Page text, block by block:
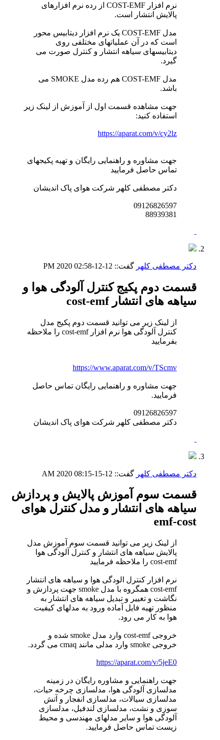
نرم افزار COST-EMF از رده نرم افزارهای
پالایش انتشار است.
مدل COST-EMF یک نرم افزار دیتابیس محور
است که در آن عملیاتهای مختلفی روی
دیتابیسهای سیاهه انتشار و کنترل صورت می
گیرد.
مدل COST-EMF هم رده مدل SMOKE می
باشد.
جهت مشاهده قسمت اول از آموزش از لینک زیر
استفاده کنید:
https://aparat.com/v/cy2lz
جهت مشاوره و راهنمایی رایگان و تهیه پکیجهای
تماس حاصل فرمایید
دکتر مصطفی کلهر شرکت هوای پاک اندیشان
09126826597
88939381
دکتر مصطفی کلهر گفت:: 12-12-2020
02:58 PM
قسمت دوم پکیج کنترل آلودگی هوا و
سیاهه های انتشار cost-emf
از لینک زیر می توانید قسمت دوم پکیج مدل
کنترل آلودگی هوا نرم افزار cost-emf را ملاحظه
بفرمایید
https://www.aparat.com/v/TScmv
جهت مشاوره و راهنمایی رایگان تماس حاصل
فرمایید.
09126826597
دکتر مصطفی کلهر شرکت هوای پاک اندیشان
دکتر مصطفی کلهر گفت:: 12-15-2020
08:15 AM
قسمت سوم آموزش پالایش و پردازش
سیاهه های انتشار و مدل کنترل هوای
emf-cost
از لینک زیر می توانید قسمت سوم آموزش مدل
پالایش سیاهه های انتشار و کنترل آلودگی هوا
cost-emf را ملاحظه فرمایید
نرم افزار کنترل الودگی هوا و سیاهه های انتشار
cost-emf همگروه با مدل smoke جهت پردازش و
نگاشت و تغییر و تبدیل سیاهه های انتشار به
منظور تهیه فایل آماده ورود به مدلهای کیفیت
هوا به کار می رود.
خروجی cost-emf وارد مدل smoke شده و
خروجی smoke وارد مدلی مانند cmaq می گردد.
https://aparat.com/v/5jeE0
جهت راهنمایی و مشاوره رایگان در زمینه
مدلسازی آلودگی هوا، مدلسازی چرخه حیات،
مدلسازی سیالات، مدلسازی انفجار و آتش
سوزی و نشت، مدلسازی لندفیل، مدلسازی
آلودگی هوا و سایر مدلهای مهندسی و محیط
زیست تماس حاصل فرمایید.